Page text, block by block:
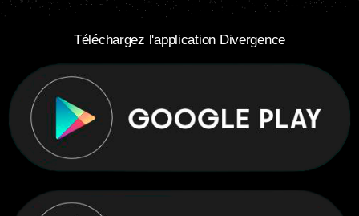
Téléchargez l'application Divergence